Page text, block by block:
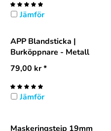
Jämför
APP Blandsticka |
Burköppnare - Metall
79,00 kr*
Jämför
Maskeringstejp 19mm